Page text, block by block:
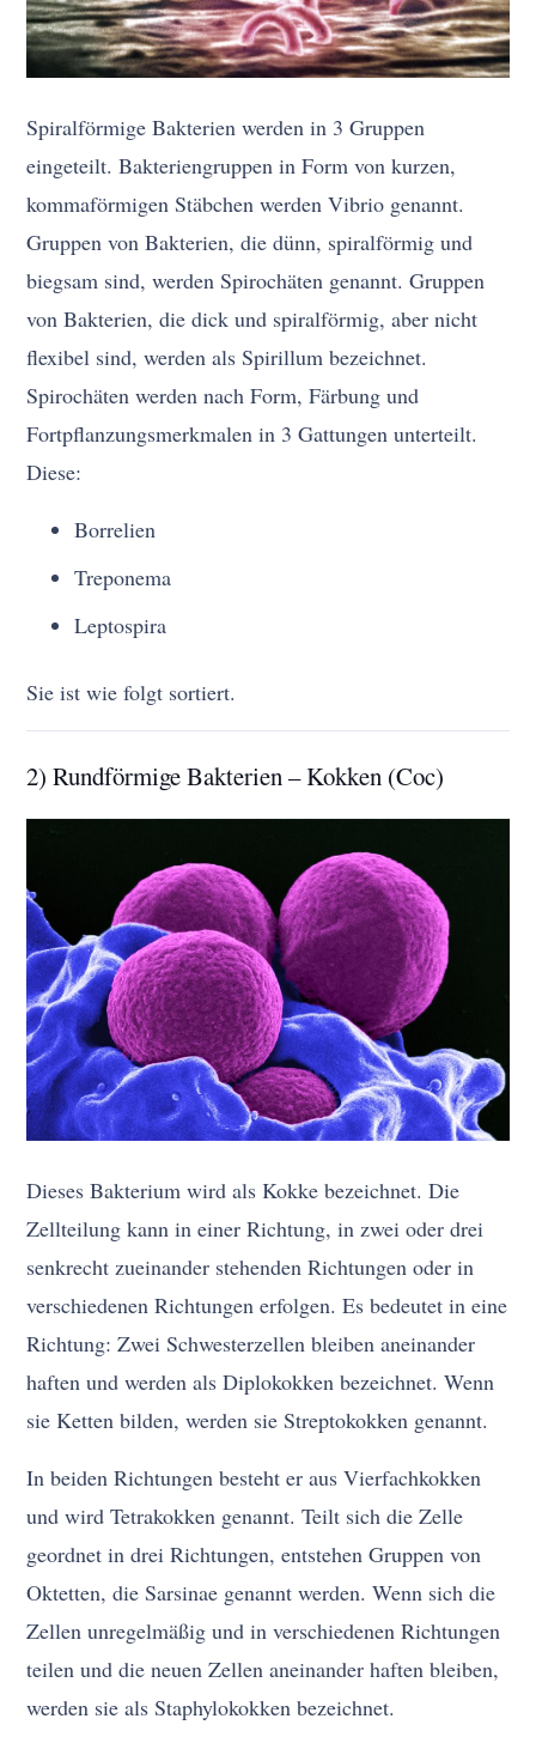
Spiralförmige Bakterien werden in 3 Gruppen
eingeteilt. Bakteriengruppen in Form von kurzen,
kommaförmigen Stäbchen werden Vibrio genannt.
Gruppen von Bakterien, die dünn, spiralförmig und
biegsam sind, werden Spirochäten genannt. Gruppen
von Bakterien, die dick und spiralförmig, aber nicht
flexibel sind, werden als Spirillum bezeichnet.
Spirochäten werden nach Form, Färbung und
Fortpflanzungsmerkmalen in 3 Gattungen unterteilt.
Diese:
Borrelien
Treponema
Leptospira
Sie ist wie folgt sortiert.
2) Rundförmige Bakterien – Kokken (Coc)
Dieses Bakterium wird als Kokke bezeichnet. Die
Zellteilung kann in einer Richtung, in zwei oder drei
senkrecht zueinander stehenden Richtungen oder in
verschiedenen Richtungen erfolgen. Es bedeutet in eine
Richtung: Zwei Schwesterzellen bleiben aneinander
haften und werden als Diplokokken bezeichnet. Wenn
sie Ketten bilden, werden sie Streptokokken genannt.
In beiden Richtungen besteht er aus Vierfachkokken
und wird Tetrakokken genannt. Teilt sich die Zelle
geordnet in drei Richtungen, entstehen Gruppen von
Oktetten, die Sarsinae genannt werden. Wenn sich die
Zellen unregelmäßig und in verschiedenen Richtungen
teilen und die neuen Zellen aneinander haften bleiben,
werden sie als Staphylokokken bezeichnet.